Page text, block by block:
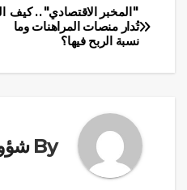
تصفّح
المقالات
"المخبر الاقتصادي".. كيف
تُدار منصات المراهنات وما
نسبة الربح فيها؟
By